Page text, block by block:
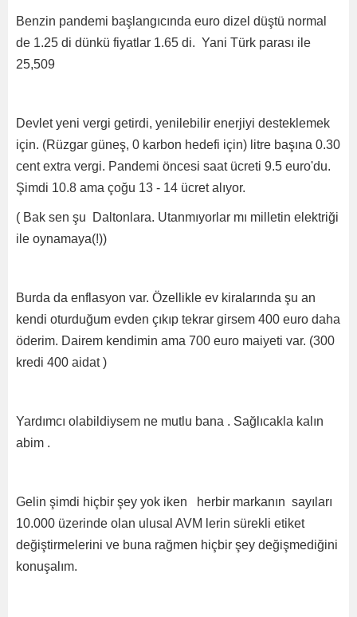
Benzin pandemi başlangıcında euro dizel düştü normal
de 1.25 di dünkü fiyatlar 1.65 di. Yani Türk parası ile
25,509
Devlet yeni vergi getirdi, yenilebilir enerjiyi desteklemek
için. (Rüzgar güneş, 0 karbon hedefi için) litre başına 0.30
cent extra vergi. Pandemi öncesi saat ücreti 9.5 euro'du.
Şimdi 10.8 ama çoğu 13 - 14 ücret alıyor.
( Bak sen şu Daltonlara. Utanmıyorlar mı milletin elektriği
ile oynamaya(!))
Burda da enflasyon var. Özellikle ev kiralarında şu an
kendi oturduğum evden çıkıp tekrar girsem 400 euro daha
öderim. Dairem kendimin ama 700 euro maiyeti var. (300
kredi 400 aidat )
Yardımcı olabildiysem ne mutlu bana . Sağlıcakla kalın
abim .
Gelin şimdi hiçbir şey yok iken herbir markanın sayıları
10.000 üzerinde olan ulusal AVM lerin sürekli etiket
değiştirmelerini ve buna rağmen hiçbir şey değişmediğini
konuşalım.